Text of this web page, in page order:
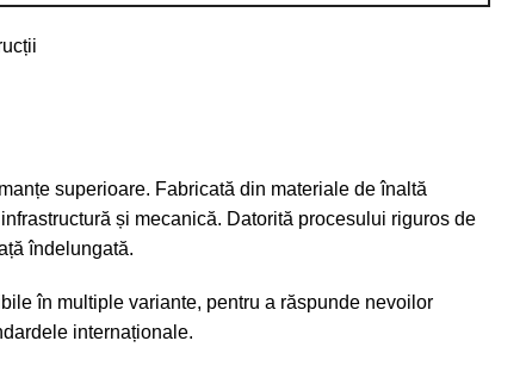
superioare. Fabricată din materiale de înaltă
și mecanică. Datorită procesului riguros de
îndelungată.
în multiple variante, pentru a răspunde nevoilor
internaționale.